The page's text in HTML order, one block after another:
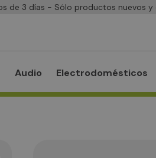
de 3 días - Sólo productos nuevos y
Audio Electrodomésticos